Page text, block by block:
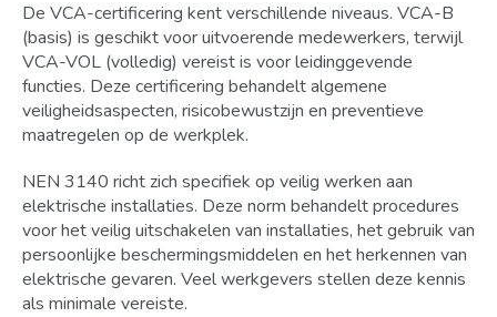
De VCA-certificering kent verschillende niveaus. VCA-B
(basis) is geschikt voor uitvoerende medewerkers, terwijl
VCA-VOL (volledig) vereist is voor leidinggevende
functies. Deze certificering behandelt algemene
veiligheidsaspecten, risicobewustzijn en preventieve
maatregelen op de werkplek.
NEN 3140 richt zich specifiek op veilig werken aan
elektrische installaties. Deze norm behandelt procedures
voor het veilig uitschakelen van installaties, het gebruik van
persoonlijke beschermingsmiddelen en het herkennen van
elektrische gevaren. Veel werkgevers stellen deze kennis
als minimale vereiste.